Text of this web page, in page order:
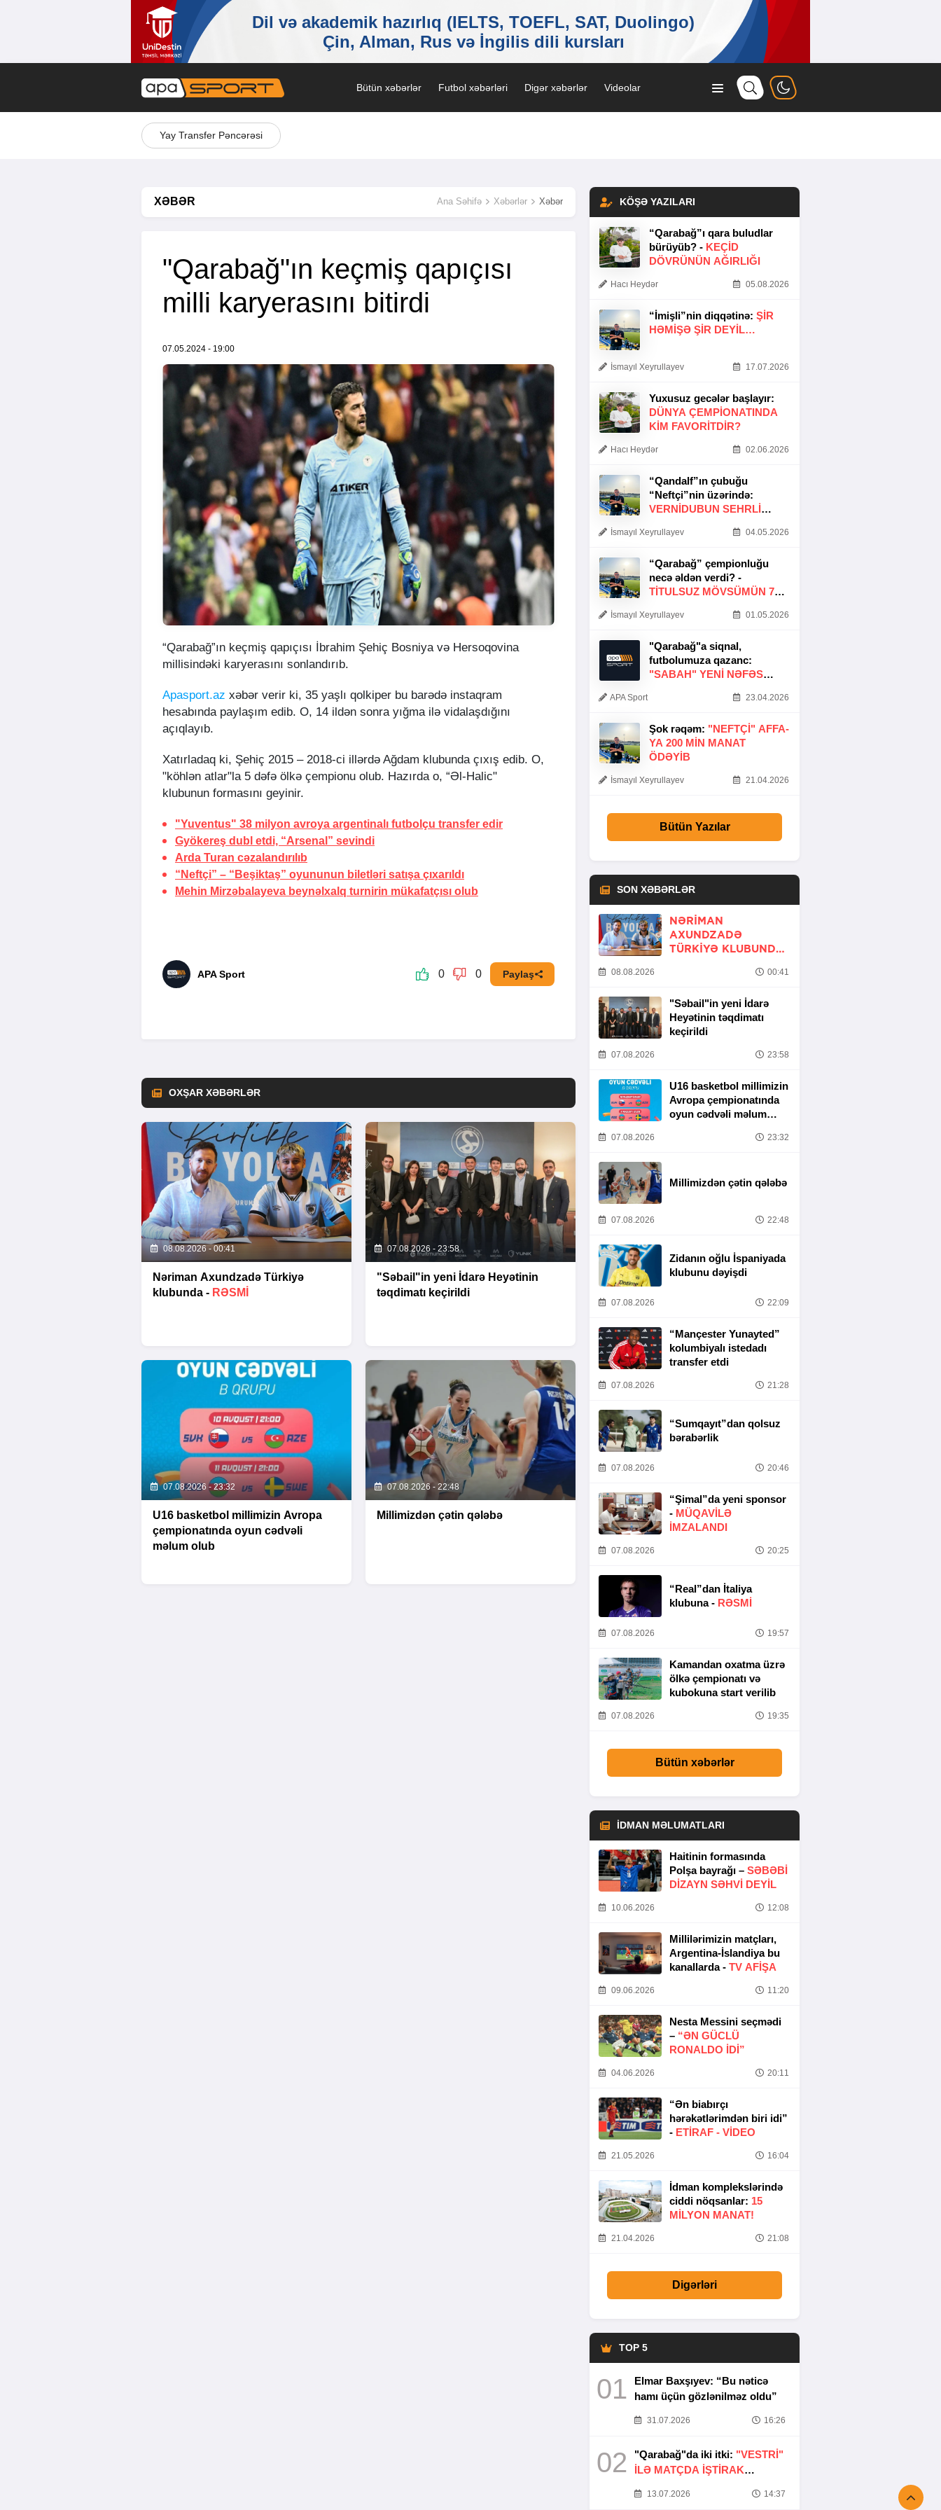
Bütün xəbərlər Futbol xəbərləri Digər xəbərlər Videolar
Yay Transfer Pəncərəsi
XƏBƏR Ana Səhifə Xəbərlər Xəbər
"Qarabağ"ın keçmiş qapıçısı
milli karyerasını bitirdi
07.05.2024 - 19:00
“Qarabağ”ın keçmiş qapıçısı İbrahim Şehiç Bosniya və Hersoqovina
millisindəki karyerasını sonlandırıb.
Apasport.az xəbər verir ki, 35 yaşlı qolkiper bu barədə instaqram
hesabında paylaşım edib. O, 14 ildən sonra yığma ilə vidalaşdığını
açıqlayıb.
Xatırladaq ki, Şehiç 2015 – 2018-ci illərdə Ağdam klubunda çıxış edib. O,
"köhlən atlar"la 5 dəfə ölkə çempionu olub. Hazırda o, “Əl-Halic"
klubunun formasını geyinir.
"Yuventus" 38 milyon avroya argentinalı futbolçu transfer edir
Gyökereş dubl etdi, “Arsenal” sevindi
Arda Turan cəzalandırılıb
“Neftçi” – “Beşiktaş” oyununun biletləri satışa çıxarıldı
Mehin Mirzəbalayeva beynəlxalq turnirin mükafatçısı olub
APA Sport 0 0 Paylaş
OXŞAR XƏBƏRLƏR
08.08.2026 - 00:41
Nəriman Axundzadə Türkiyə
klubunda - RƏSMİ
07.08.2026 - 23:58
"Səbail"in yeni İdarə Heyətinin
təqdimatı keçirildi
07.08.2026 - 23:32
U16 basketbol millimizin Avropa
çempionatında oyun cədvəli
məlum olub
07.08.2026 - 22:48
Millimizdən çətin qələbə
KÖŞƏ YAZILARI
“Qarabağ”ı qara buludlar
bürüyüb? - KEÇID
DÖVRÜNÜN AĞIRLIĞI
Hacı Heydər 05.08.2026
“İmişli”nin diqqətinə: ŞIR
HƏMIŞƏ ŞIR DEYIL…
İsmayıl Xeyrullayev 17.07.2026
Yuxusuz gecələr başlayır:
DÜNYA ÇEMPIONATINDA
KIM FAVORITDIR?
Hacı Heydər 02.06.2026
“Qandalf”ın çubuğu
“Neftçi”nin üzərində:
VERNİDUBUN SEHRLİ
İsmayıl Xeyrullayev 04.05.2026
“Qarabağ” çempionluğu
necə əldən verdi? -
TITULSUZ MÖVSÜMÜN 7
İsmayıl Xeyrullayev 01.05.2026
"Qarabağ"a siqnal,
futbolumuza qazanc:
"SABAH" YENI NƏFƏS
APA Sport 23.04.2026
Şok rəqəm: "NEFTÇI" AFFA-
YA 200 MIN MANAT
ÖDƏYIB
İsmayıl Xeyrullayev 21.04.2026
Bütün Yazılar
SON XƏBƏRLƏR
NƏRIMAN
AXUNDZADƏ
TÜRKIYƏ KLUBUNDA
08.08.2026 00:41
"Səbail"in yeni İdarə
Heyətinin təqdimatı
keçirildi
07.08.2026 23:58
U16 basketbol millimizin
Avropa çempionatında
oyun cədvəli məlum
07.08.2026 23:32
Millimizdən çətin qələbə
07.08.2026 22:48
Zidanın oğlu İspaniyada
klubunu dəyişdi
07.08.2026 22:09
“Mançester Yunayted”
kolumbiyalı istedadı
transfer etdi
07.08.2026 21:28
“Sumqayıt”dan qolsuz
bərabərlik
07.08.2026 20:46
“Şimal”da yeni sponsor
- MÜQAVİLƏ
İMZALANDI
07.08.2026 20:25
“Real”dan İtaliya
klubuna - RƏSMİ
07.08.2026 19:57
Kamandan oxatma üzrə
ölkə çempionatı və
kubokuna start verilib
07.08.2026 19:35
Bütün xəbərlər
İDMAN MƏLUMATLARI
Haitinin formasında
Polşa bayrağı – SƏBƏBI
DIZAYN SƏHVI DEYIL
10.06.2026 12:08
Millilərimizin matçları,
Argentina-İslandiya bu
kanallarda - TV AFİŞA
09.06.2026 11:20
Nesta Messini seçmədi
– “ƏN GÜCLÜ
RONALDO IDI”
04.06.2026 20:11
“Ən biabırçı
hərəkətlərimdən biri idi”
- ETIRAF - VİDEO
21.05.2026 16:04
İdman komplekslərində
ciddi nöqsanlar: 15
MILYON MANAT!
21.04.2026 21:08
Digərləri
TOP 5
01
Elmar Baxşıyev: “Bu nəticə
hamı üçün gözlənilməz oldu”
31.07.2026 16:26
02 "Qarabağ"da iki itki: "VESTRİ"
İLƏ MATÇDA İŞTİRAK
13.07.2026 14:37